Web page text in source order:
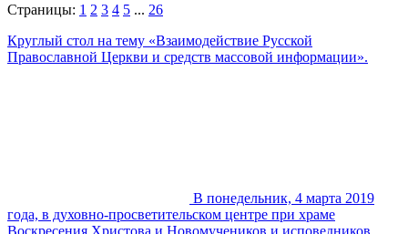
Страницы: 1 2 3 4 5 ... 26
Круглый стол на тему «Взаимодействие Русской
Православной Церкви и средств массовой информации».
В понедельник, 4 марта 2019
года, в духовно-просветительском центре при храме
Воскресения Христова и Новомучеников и исповедников